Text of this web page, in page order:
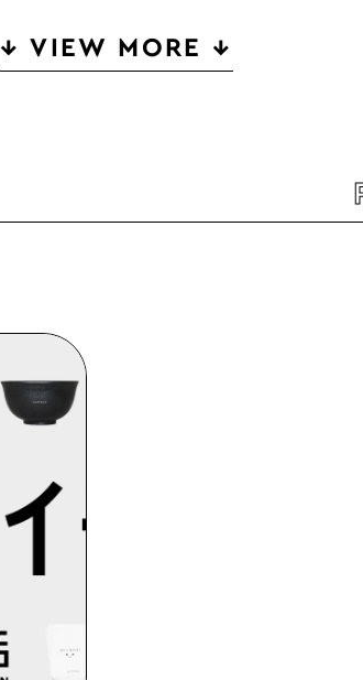
↓ VIEW MORE ↓